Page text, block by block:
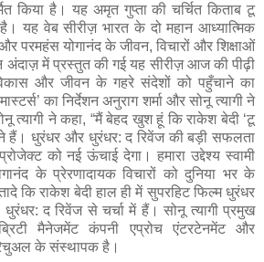
किया है। यह अमृत गुप्ता की चर्चित किताब टू
यह वेब सीरीज़ भारत के दो महान आध्यात्मिक
और परमहंस योगानंद के जीवन, विचारों और शिक्षाओं
में प्रस्तुत की गई यह सीरीज़ आज की पीढ़ी
और जीवन के गहरे संदेशों को पहुँचाने का
का निर्देशन अनुराग शर्मा और सोनू त्यागी ने
ने कहा, “मैं बेहद खुश हूं कि राकेश बेदी ‘टू
हैं। धुरंधर और धुरंधर: द रिवेंज की बड़ी सफलता
को नई ऊंचाई देगा। हमारा उद्देश्य स्वामी
के प्रेरणादायक विचारों को दुनिया भर के
कि राकेश बेदी हाल ही में सुपरहिट फिल्म धुरंधर
द रिवेंज से चर्चा में हैं। सोनू त्यागी प्रमुख
मैनेजमेंट कंपनी एप्रोच एंटरटेनमेंट और
के संस्थापक है।